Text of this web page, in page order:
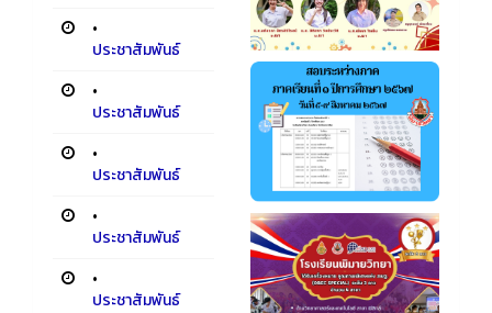
•
ประชาสัมพันธ์
•
ประชาสัมพันธ์
•
ประชาสัมพันธ์
•
ประชาสัมพันธ์
•
ประชาสัมพันธ์